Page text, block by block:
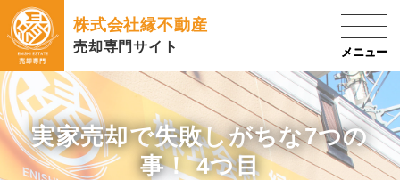
株式会社縁不動産
売却専門サイト
実家売却で失敗しがちな7つの
事！ 4つ目